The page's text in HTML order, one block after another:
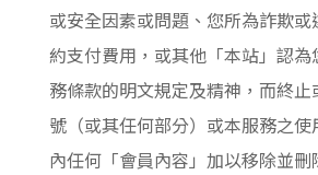
或安全因素或問題、您所為詐欺
約支付費用，或其他「本站」認為
務條款的明文規定及精神，而終
號（或其任何部分）或本服務之
內任何「會員內容」加以移除並刪